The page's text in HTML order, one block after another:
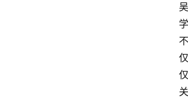
吴
学
不
仅
仅
关